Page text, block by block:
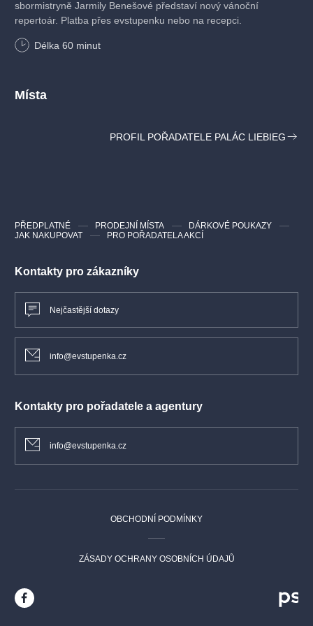
sbormistryně Jarmily Benešové představí nový vánoční
repertoár. Platba přes evstupenku nebo na recepci.
Délka 60 minut
Místa
PROFIL POŘADATELE PALÁC LIEBIEG
Kontakty pro zákazníky
Nejčastější dotazy
info@evstupenka.cz
Kontakty pro pořadatele a agentury
info@evstupenka.cz
PŘEDPLATNÉ PRODEJNÍ MÍSTA
DÁRKOVÉ POUKAZY
JAK NAKUPOVAT
PRO POŘADATELA AKCÍ
OBCHODNÍ PODMÍNKY
ZÁSADY OCHRANY OSOBNÍCH ÚDAJŮ